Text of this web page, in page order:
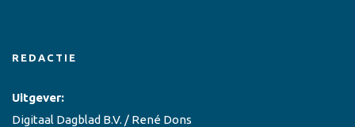
REDACTIE
Uitgever:
Digitaal Dagblad B.V. / René Dons